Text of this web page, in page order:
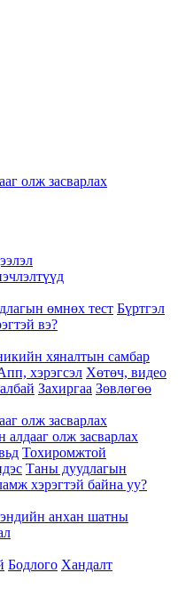
олж засварлах
өмнөх тест Бүртгэл
вэ?
хяналтын самбар
хэрэгсэл Хөтөч, видео
Захиргаа Зөвлөгөө
олж засварлах
олж засварлах
Тохиромжтой
Таны дуудлагын
хэрэгтэй байна уу?
анхан шатны
Бодлого Хандалт